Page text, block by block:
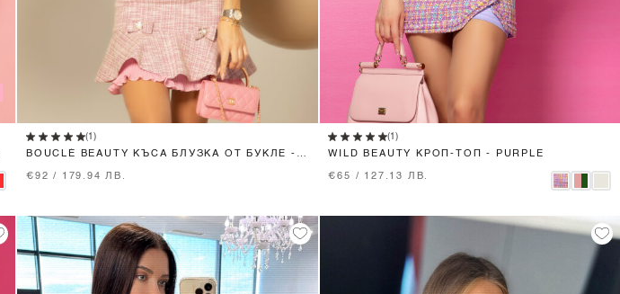
XS
(1)
BOUCLÉ BEAUTY КЪСА БЛУЗКА ОТ БУКЛЕ -
€92 / 179.94 ЛВ.
(1)
WILD BEAUTY КРОП-ТОП - PURPLE
€65 / 127.13 ЛВ.